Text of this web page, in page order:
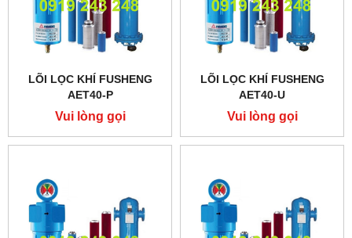
LÕI LỌC KHÍ FUSHENG
AET40-P
Vui lòng gọi
LÕI LỌC KHÍ FUSHENG
AET40-U
Vui lòng gọi